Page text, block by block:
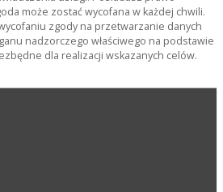
może zostać wycofana w każdej chwili.
zgody na przetwarzanie danych
nadzorczego właściwego na podstawie
dla realizacji wskazanych celów.